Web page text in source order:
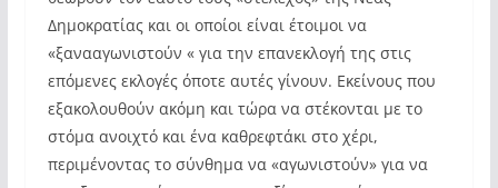
Δημοκρατίας και οι οποίοι είναι έτοιμοι να
«ξανααγωνιστούν « για την επανεκλογή της στις
επόμενες εκλογές όποτε αυτές γίνουν. Εκείνους που
εξακολουθούν ακόμη και τώρα να στέκονται με το
στόμα ανοιχτό και ένα καθρεφτάκι στο χέρι,
περιμένοντας το σύνθημα να «αγωνιστούν» για να